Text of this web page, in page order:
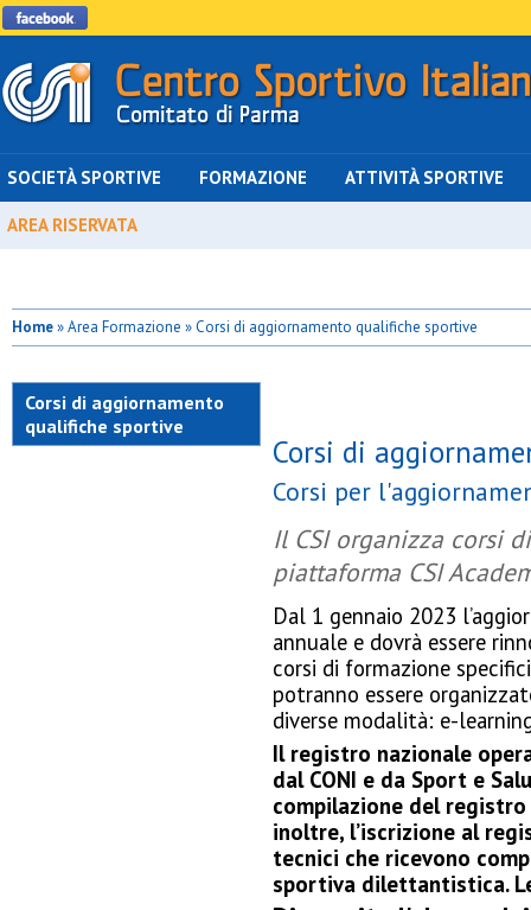
SOCIETÀ SPORTIVE FORMAZIONE ATTIVITÀ SPORTIVE
AREA RISERVATA
Home» Area Formazione » Corsi di aggiornamento qualifiche sportive
Corsi di aggiornamento
qualifiche sportive
Corsi di
Corsi per
Il CSI organizza corsi
piattaforma CSI
Dal 1 gennaio 2023
annuale e dovrà essere
corsi di formazione
potranno essere
diverse modalità: e-
Il registro nazionale
dal CONI e da Sport e
compilazione del
inoltre, l’iscrizione al
tecnici che ricevono
sportiva dilettantistica.